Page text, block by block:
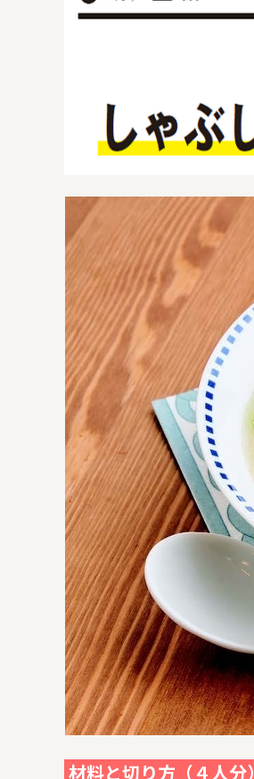
材料と切り方（４人分）